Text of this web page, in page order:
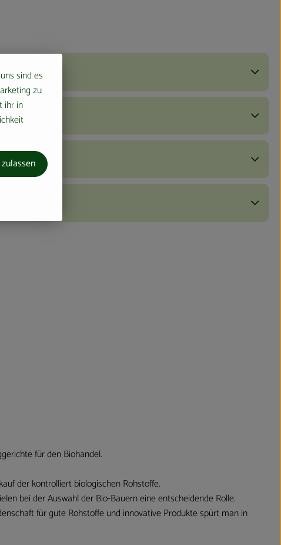
für den Biohandel.
der kontrolliert biologischen Rohstoffe.
bei der Auswahl der Bio-Bauern eine entscheidende Rolle.
für gute Rohstoffe und innovative Produkte spürt man in
sind es
zu
ihr in